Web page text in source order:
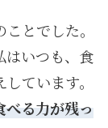
とでした。
はいつも、食
ています。
べる力が残っ